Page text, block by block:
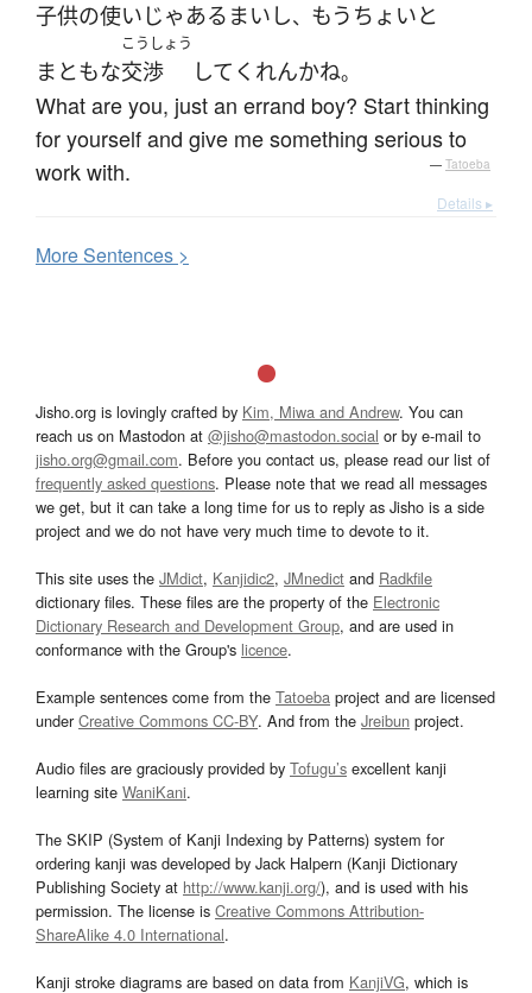
子供の使い じゃ ある まい し、 もう ちょいと
まともな
こうしょう
交渉 して くれんかね。
What are you, just an errand boy? Start thinking
for yourself and give me something serious to
work with.
— Tatoeba
Details ▸
MoreSentences >
Jisho.org is lovingly crafted by Kim, Miwa and Andrew. You can
reach us on Mastodon at @jisho@mastodon.social or by e-mail to
jisho.org@gmail.com. Before you contact us, please read our list of
frequently asked questions. Please note that we read all messages
we get, but it can take a long time for us to reply as Jisho is a side
project and we do not have very much time to devote to it.
This site uses the JMdict, Kanjidic2, JMnedict and Radkfile
dictionary files. These files are the property of the Electronic
Dictionary Research and Development Group, and are used in
conformance with the Group's licence.
Example sentences come from the Tatoeba project and are licensed
underCreative Commons CC-BY. And from the Jreibun project.
Audio files are graciously provided by Tofugu’s excellent kanji
learning site WaniKani.
The SKIP (System of Kanji Indexing by Patterns) system for
ordering kanji was developed by Jack Halpern (Kanji Dictionary
Publishing Society at http://www.kanji.org/), and is used with his
permission. The license is Creative Commons Attribution-
ShareAlike 4.0 International.
Kanji stroke diagrams are based on data from KanjiVG, which is